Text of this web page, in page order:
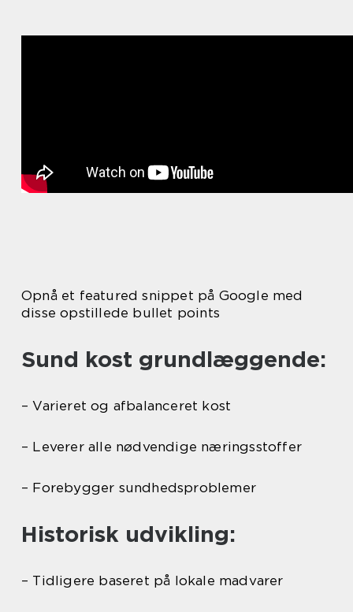
Opnå et featured snippet på Google med
disse opstillede bullet points
Sund kost grundlæggende:
– Varieret og afbalanceret kost
– Leverer alle nødvendige næringsstoffer
– Forebygger sundhedsproblemer
Historisk udvikling:
– Tidligere baseret på lokale madvarer